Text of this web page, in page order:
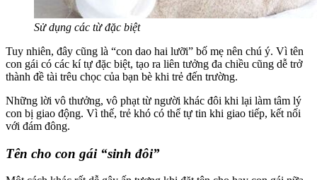
Sử dụng các từ đặc biệt
Tuy nhiên, đây cũng là “con dao hai lưỡi” bố mẹ nên chú ý. Vì tên
con gái có các kí tự đặc biệt, tạo ra liên tưởng đa chiều cũng dễ trở
thành đề tài trêu chọc của bạn bè khi trẻ đến trường.
Những lời vô thưởng, vô phạt từ người khác đôi khi lại làm tâm lý
con bị giao động. Vì thế, trẻ khó có thể tự tin khi giao tiếp, kết nối
với đám đông.
Tên cho con gái “sinh đôi”